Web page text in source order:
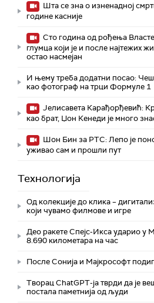
Шта се зна о изненадној
године касније
Сто година од рођења
глумца који је и после најтежих
остао насмејан
И њему треба додатни посао:
као фотограф на трци Формуле 1
Јелисавета Карађорђевић:
као брат, Џон Кенеди је много
Шон Бин за РТС: Лепо је
уживао сам и прошли пут
Технологијa
Од колекције до клика –
који чувамо филмове и игре
Део ракете Спејс-Икса ударио у
8.690 километара на час
После Сонија и Мајкрософт
Творац ChatGPT-ја тврди да је
постала паметнија од људи